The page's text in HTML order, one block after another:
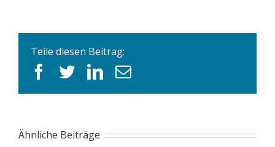
Teile diesen Beitrag:
facebook
twitterlinkedin
E-
Ähnliche Beiträge